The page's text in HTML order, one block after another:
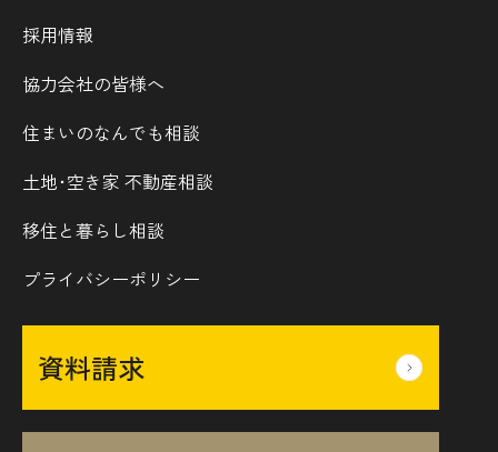
採用情報
協力会社の皆様へ
住まいのなんでも相談
土地･空き家 不動産相談
移住と暮らし相談
プライバシーポリシー
資料請求